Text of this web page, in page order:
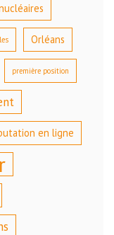
Orléans
première position
en ligne